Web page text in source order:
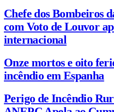
Chefe dos Bombeiros
com Voto de Louvor
internacional
Onze mortos e oito
incêndio em Espanha
Perigo de Incêndio